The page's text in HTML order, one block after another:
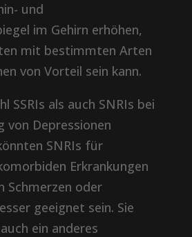
und
im Gehirn erhöhen,
mit bestimmten Arten
von Vorteil sein kann.
SSRIs als auch SNRIs bei
von Depressionen
SNRIs für
Erkrankungen
Schmerzen oder
geeignet sein. Sie
ein anderes